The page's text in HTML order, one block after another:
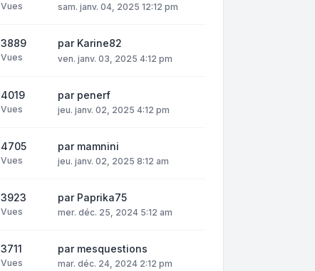
Vues sam. janv. 04, 2025 12:12 pm
3889
Vues
par Karine82
ven. janv. 03, 2025 4:12 pm
4019
Vues
par penerf
jeu. janv. 02, 2025 4:12 pm
4705
Vues
par mamnini
jeu. janv. 02, 2025 8:12 am
3923
Vues
par Paprika75
mer. déc. 25, 2024 5:12 am
3711
Vues
par mesquestions
mar. déc. 24, 2024 2:12 pm